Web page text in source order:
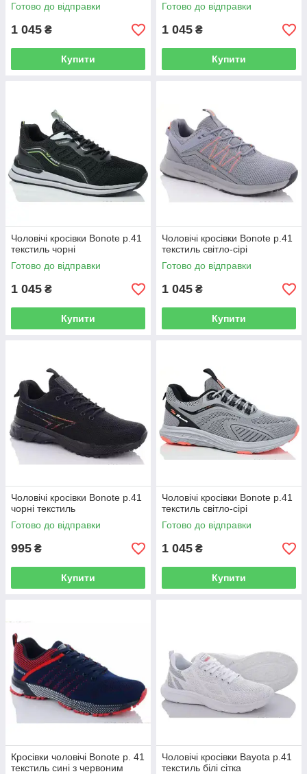
Здешевлюємо доставку - пакуємо в свою коробку!
Готово до відправки
1 045 ₴
Купити
Готово до відправки
1 045 ₴
Купити
Чоловічі кросівки Bonote р.41
текстиль чорні
Готово до відправки
1 045 ₴
Купити
Чоловічі кросівки Bonote р.41
текстиль світло-сірі
Готово до відправки
1 045 ₴
Купити
Чоловічі кросівки Bonote р.41
чорні текстиль
Готово до відправки
995 ₴
Купити
Чоловічі кросівки Bonote р.41
текстиль світло-сірі
Готово до відправки
1 045 ₴
Купити
Кросівки чоловічі Bonote р. 41
текстиль сині з червоним
Чоловічі кросівки Bayota р.41
текстиль білі сітка